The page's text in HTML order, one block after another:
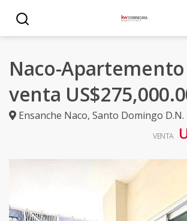
Naco-
venta
Ensanche Naco, Santo Domingo D.N.
VENTA